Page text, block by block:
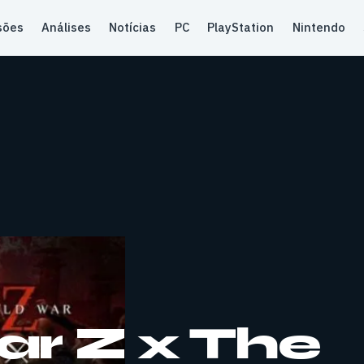
Análises Notícias PC PlayStation Nintendo
Z x The